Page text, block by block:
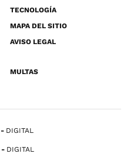
TECNOLOGÍA
MAPA DEL SITIO
AVISO LEGAL
MULTAS
DIGITAL
DIGITAL